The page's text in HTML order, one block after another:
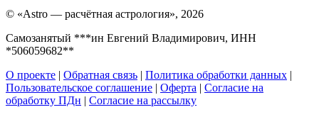
© «Astro — расчётная астрология», 2026
Самозанятый ***ин Евгений Владимирович, ИНН
*506059682**
О проекте | Обратная связь | Политика обработки данных |
Пользовательское соглашение | Оферта | Согласие на
обработку ПДн | Согласие на рассылку